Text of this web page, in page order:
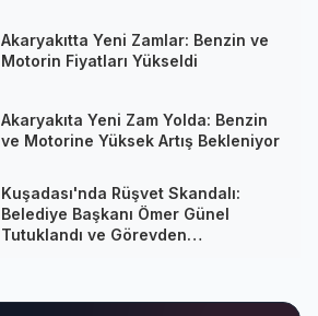
Akaryakıtta Yeni Zamlar: Benzin ve
Motorin Fiyatları Yükseldi
Akaryakıta Yeni Zam Yolda: Benzin
ve Motorine Yüksek Artış Bekleniyor
Kuşadası'nda Rüşvet Skandalı:
Belediye Başkanı Ömer Günel
Tutuklandı ve Görevden